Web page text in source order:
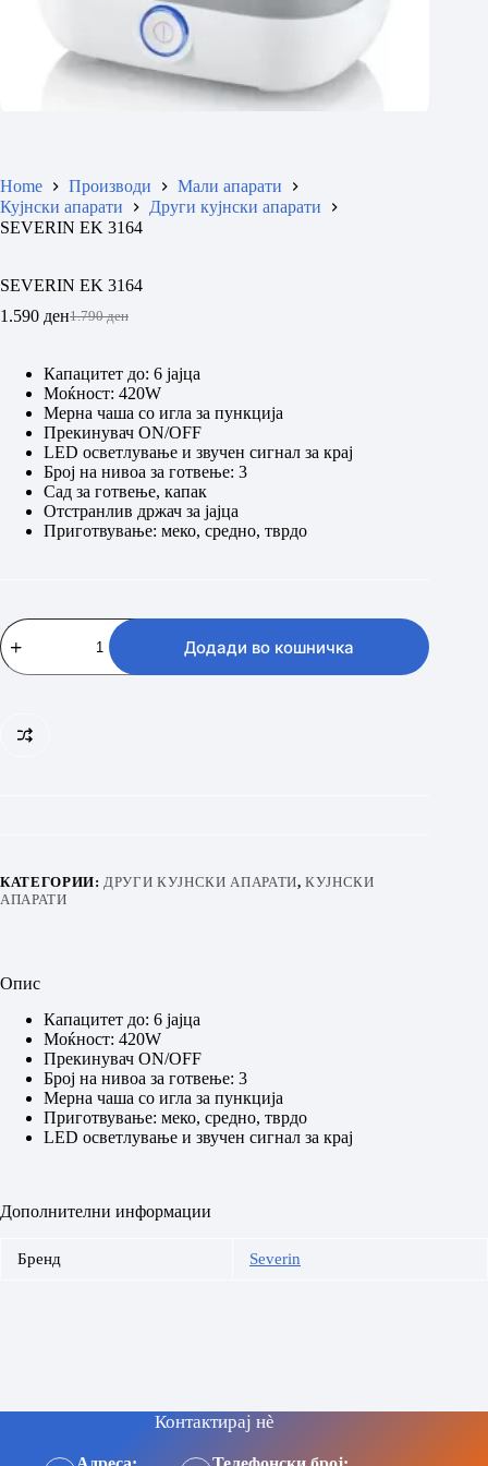
Home Производи
Мали апарати
Кујнски апарати
Други кујнски апарати
SEVERIN EK 3164
SEVERIN EK 3164
1.790ден
Original
1.790 ден.
1.590 денCurrent
1.590 ден.
Капацитет до: 6 јајца
Моќност: 420W
Мeрна чаша со игла за пункција
Прекинувач ON/OFF
LED осветлување и звучен сигнал за крај
Број на нивоа за готвење: 3
Сад за готвење, капак
Отстранлив држач за јајца
Приготвување: меко, средно, тврдо
SEVERIN
EK
3164
Додади во кошничка
КАТЕГОРИИ:ДРУГИ КУЈНСКИ АПАРАТИ,КУЈНСКИ
АПАРАТИ
Опис
Капацитет до: 6 јајца
Моќност: 420W
Прекинувач ON/OFF
Број на нивоа за готвење: 3
Мeрна чаша со игла за пункција
Приготвување: меко, средно, тврдо
LED осветлување и звучен сигнал за крај
Дополнителни информации
Бренд Severin
Контактирај нè